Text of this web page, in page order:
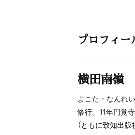
プロフィー
横田南嶺
よこた・なんれ
修行。11年円覚
（ともに致知出版